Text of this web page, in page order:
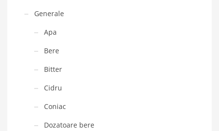
Generale
Apa
Bere
Bitter
Cidru
Coniac
Dozatoare bere